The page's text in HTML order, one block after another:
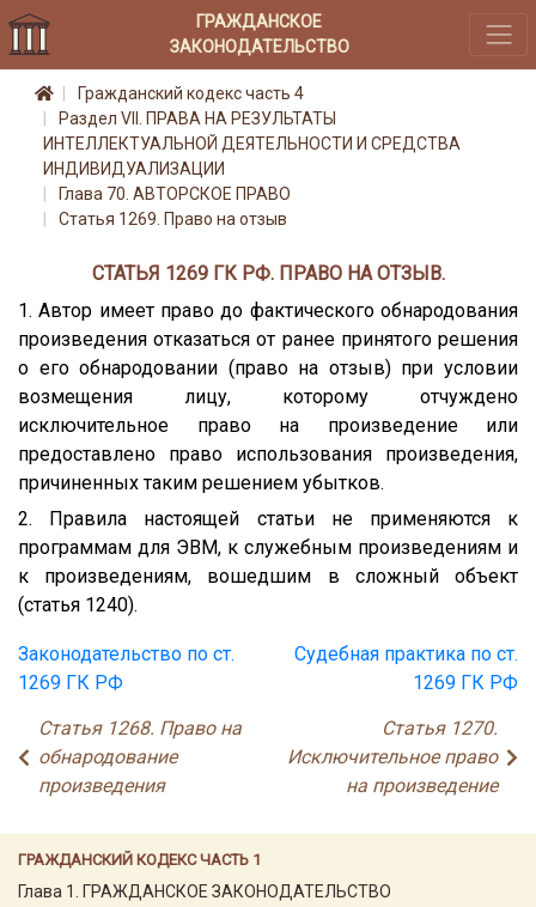
ГРАЖДАНСКОЕ
ЗАКОНОДАТЕЛЬСТВО
ГРАЖДАНСКИЙ КОДЕКС ЧАСТЬ 1
Глава 1. ГРАЖДАНСКОЕ ЗАКОНОДАТЕЛЬСТВО
Гражданский кодекс часть 4
Раздел VII. ПРАВА НА РЕЗУЛЬТАТЫ
ИНТЕЛЛЕКТУАЛЬНОЙ ДЕЯТЕЛЬНОСТИ И СРЕДСТВА
ИНДИВИДУАЛИЗАЦИИ
Глава 70. АВТОРСКОЕ ПРАВО
Статья 1269. Право на отзыв
СТАТЬЯ 1269 ГК РФ. ПРАВО НА ОТЗЫВ.
1. Автор имеет право до фактического обнародования
произведения отказаться от ранее принятого решения
о его обнародовании (право на отзыв) при условии
возмещения лицу, которому отчуждено
исключительное право на произведение или
предоставлено право использования произведения,
причиненных таким решением убытков.
2. Правила настоящей статьи не применяются к
программам для ЭВМ, к служебным произведениям и
к произведениям, вошедшим в сложный объект
(статья 1240).
Законодательство по ст.
1269 ГК РФ
Судебная практика по ст.
1269 ГК РФ
Статья 1268. Право на
обнародование
произведения
Статья 1270.
Исключительное право
на произведение